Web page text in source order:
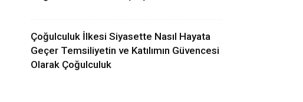
Çoğulculuk İlkesi Siyasette Nasıl Hayata
Geçer Temsiliyetin ve Katılımın Güvencesi
Olarak Çoğulculuk